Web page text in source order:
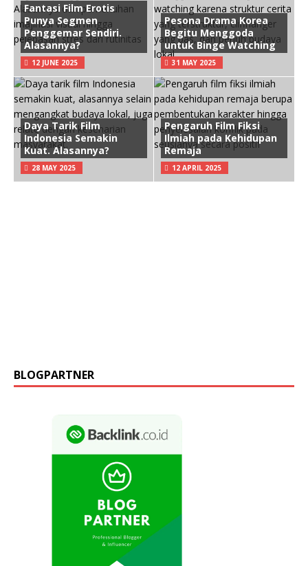
Fantasi Film Erotis
Punya Segmen
Penggemar Sendiri.
Alasannya?
12 JUNE 2025
Pesona Drama Korea
Begitu Menggoda
untuk Binge Watching
31 MAY 2025
Daya Tarik Film
Indonesia Semakin
Kuat. Alasannya?
28 MAY 2025
Pengaruh Film Fiksi
Ilmiah pada Kehidupan
Remaja
12 APRIL 2025
BLOGPARTNER